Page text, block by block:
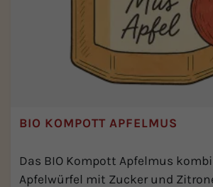
BIO KOMPOTT APFELMUS
Das BIO Kompott Apfelmus
Apfelwürfel mit Zucker und